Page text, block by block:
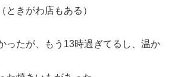
ときがわ店もある）
ったが、もう13時過ぎてるし、温か